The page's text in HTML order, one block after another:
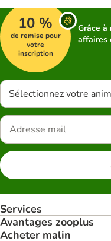
10 %
de remise pour
votre
inscription
Grâce à
affaires
Sélectionnez votre
Services
Avantages zooplus
Acheter malin